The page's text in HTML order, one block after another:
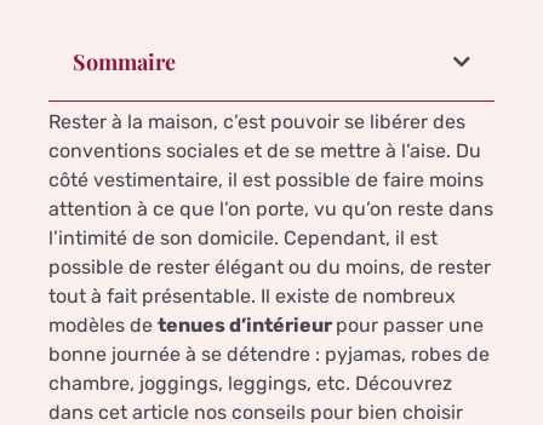
Sommaire
Rester à la maison, c’est pouvoir se libérer des
conventions sociales et de se mettre à l’aise. Du
côté vestimentaire, il est possible de faire moins
attention à ce que l’on porte, vu qu’on reste dans
l’intimité de son domicile. Cependant, il est
possible de rester élégant ou du moins, de rester
tout à fait présentable. Il existe de nombreux
modèles de tenues d’intérieur pour passer une
bonne journée à se détendre : pyjamas, robes de
chambre, joggings, leggings, etc. Découvrez
dans cet article nos conseils pour bien choisir